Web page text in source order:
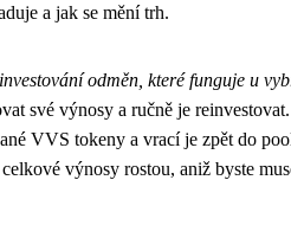
a jak se mění trh.
odměn, které funguje u
své výnosy a ručně je
VVS tokeny a vrací je zpět do
výnosy rostou, aniž byste